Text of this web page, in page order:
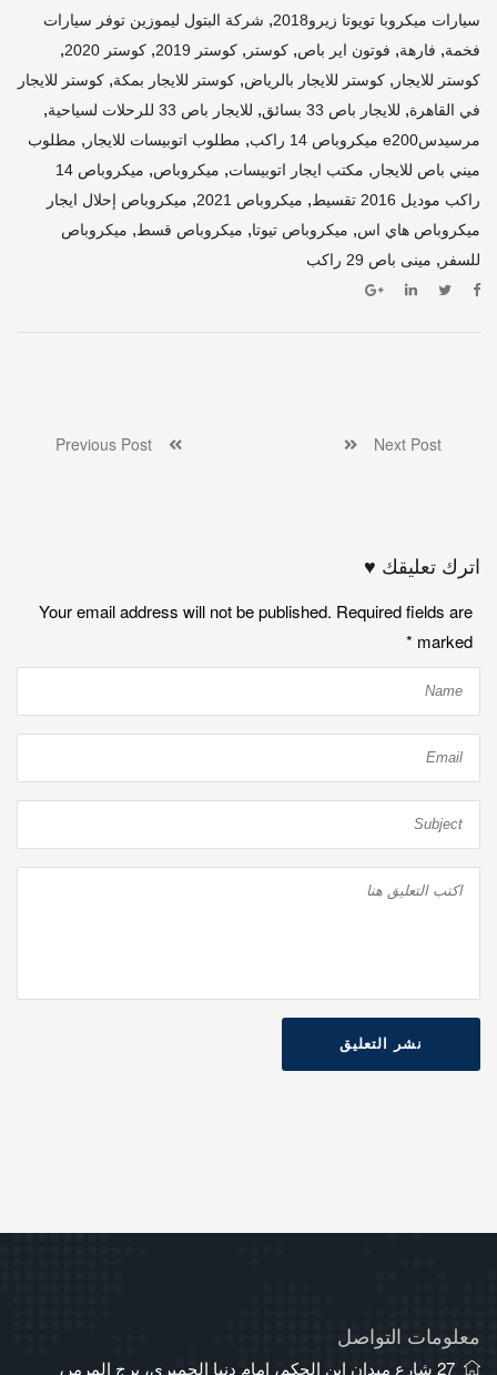
سيارات ميكروبا تويوتا زيرو2018
, شركة البتول ليموزين توفر سيارات
فخمة, فارهة, فوتون اير باص, كوستر , كوستر 2019 , كوستر 2020 ,
كوستر للايجار , كوستر للايجار بالرياض, كوستر للايجار بمكة, كوستر للايجار
في القاهرة, للايجار باص 33 بسائق , للايجار باص 33 للرحلات لسياحية ,
مرسيدسe200 ميكروباص 14 راكب , مطلوب اتوبيسات للايجار , مطلوب
ميني باص للايجار , مكتب ايجار اتوبيسات, ميكروباص,
ميكروباص 14
راكب موديل 2016 تقسيط
, ميكروباص 2021 , ميكروباص إحلال ايجار
ميكروباص هاي اس, ميكروباص تيوتا, ميكروباص قسط, ميكروباص
للسفر , مينى باص 29 راكب
Next Post
اترك تعليقك ♥
Your email address will not be published. Required fields are
marked
*
نشر التعليق
معلومات التواصل
27 شارع ميدان ابن الحكم، امام دنيا الجمبري، برج المرمر،